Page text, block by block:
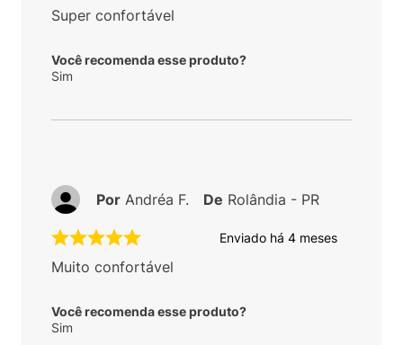
Super confortável
Você recomenda esse produto?
Sim
Enviado há 4 meses
Muito confortável
Você recomenda esse produto?
Sim
Por Andréa F. De Rolândia - PR